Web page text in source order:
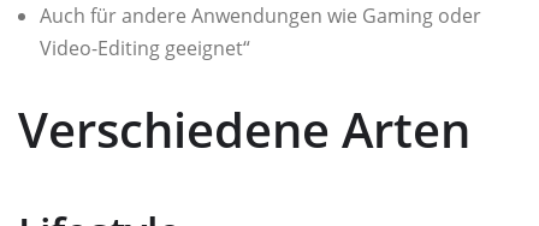
Auch für andere Anwendungen wie Gaming oder
Video-Editing geeignet“
Verschiedene Arten